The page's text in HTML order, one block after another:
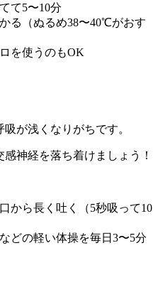
て5〜10分
る（ぬるめ38〜40℃がおす
を使うのもOK
が浅くなりがちです。
神経を落ち着けましょう！
から長く吐く（5秒吸って10
どの軽い体操を毎日3〜5分